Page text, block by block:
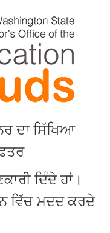
ਦਾਸਿੱਖਿਆ
ਦਿੰਦੇਹਾਂ।
ਵਿੱਚਮਦਦਕਰਦੇ